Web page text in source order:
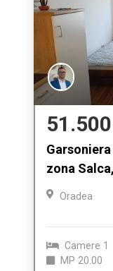
zona
Oradea
Camere 1
MP 20.00